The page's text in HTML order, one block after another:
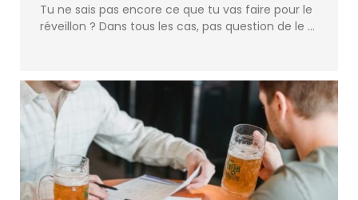
Tu ne sais pas encore ce que tu vas faire pour le
réveillon ? Dans tous les cas, pas question de le …